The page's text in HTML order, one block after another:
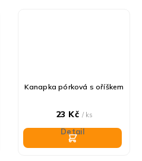
Kanapka pórková s oříškem
23 Kč / ks
Detail